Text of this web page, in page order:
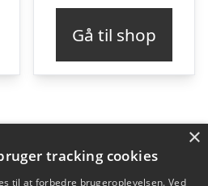
Gå til shop
×
tracking cookies
til at forbedre brugeroplevelsen. Ved